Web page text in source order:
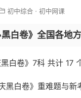
初中综合 · 初中网课
卷》全国各地
白卷》7科 共计 17
黑白卷》重难题与新